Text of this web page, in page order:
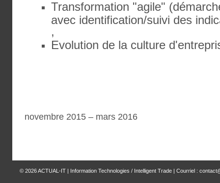
Transformation "agile"
avec identification/suivi des
Evolution de la culture
novembre 2015 – mars 2016
© 2026ACTUAL-IT | Information Technologies / Intelligent Trade | Courriel :